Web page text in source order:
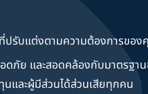
ที่ปรับแต่งตามความต้องการขอ
ภัย และสอดคล้องกับมาตรฐา
นและผู้มีส่วนได้ส่วนเสียทุกคน